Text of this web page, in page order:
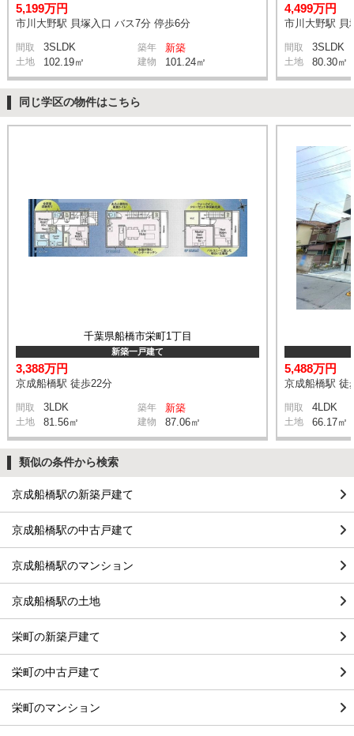
5,199万円
市川大野駅 貝塚入口 バス7分 停歩6分
間取 3SLDK 築年 新築
土地 102.19㎡ 建物 101.24㎡
4,499万円
市川大野駅 貝
間取 3SLDK
土地 80.30㎡
同じ学区の物件はこちら
千葉県船橋市栄町1丁目
新築一戸建て
3,388万円
京成船橋駅 徒歩22分
間取 3LDK 築年 新築
土地 81.56㎡ 建物 87.06㎡
5,488万円
京成船橋駅 徒
間取 4LDK
土地 66.17㎡
類似の条件から検索
京成船橋駅の新築戸建て
京成船橋駅の中古戸建て
京成船橋駅のマンション
京成船橋駅の土地
栄町の新築戸建て
栄町の中古戸建て
栄町のマンション